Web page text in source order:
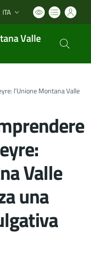
Lingua attiva:
ITA
Valle
l’Unione Montana Valle
Valle
una